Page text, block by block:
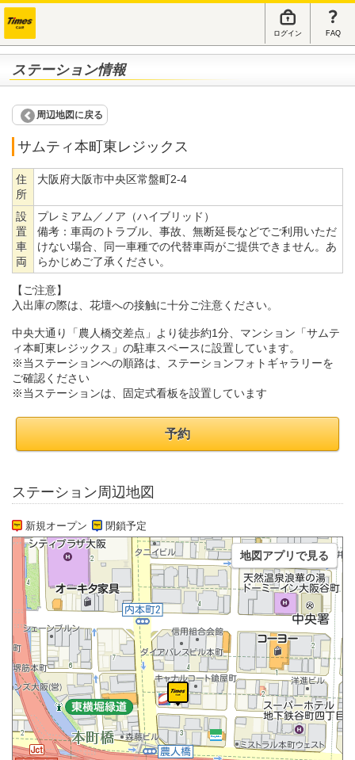
ログイン FAQ
ステーション情報
周辺地図に戻る
サムティ本町東レジックス
住
所
大阪府大阪市中央区常盤町2-4
設
置
車
両
プレミアム／ノア（ハイブリッド）
備考： 車両のトラブル、事故、無断延長などでご利用いただ
けない場合、同一車種での代替車両がご提供できません。あ
らかじめご了承ください。
【ご注意】
入出庫の際は、花壇への接触に十分ご注意ください。
中央大通り「農人橋交差点」より徒歩約1分、マンション「サムテ
ィ本町東レジックス」の駐車スペースに設置しています。
※当ステーションへの順路は、ステーションフォトギャラリーを
ご確認ください
※当ステーションは、固定式看板を設置しています
予約
ステーション周辺地図
新規オープン 閉鎖予定
地図アプリで見る